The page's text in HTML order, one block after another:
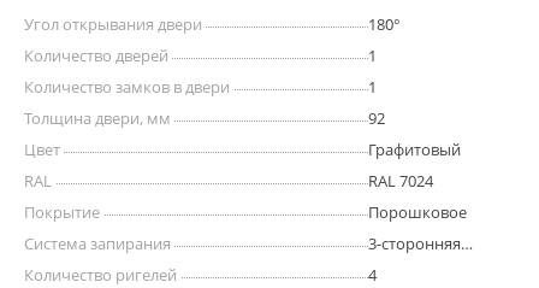
Угол открывания двери
180°
Количество дверей
1
Количество замков в двери
1
Толщина двери, мм
92
Цвет
Графитовый
RAL
RAL 7024
Покрытие
Порошковое
Система запирания
3-сторонняя
Количество ригелей
4